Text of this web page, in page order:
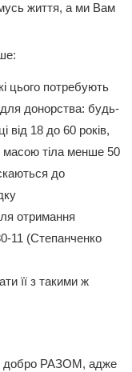
життя, а ми Вам
цього потребують
для донорства: будь-
від 18 до 60 років,
тіла менше 50
до
отримання
11 (Степанченко
її з такими ж
добро РАЗОМ, адже